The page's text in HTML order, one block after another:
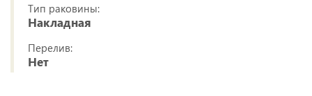
Тип раковины:
Накладная
Перелив:
Нет